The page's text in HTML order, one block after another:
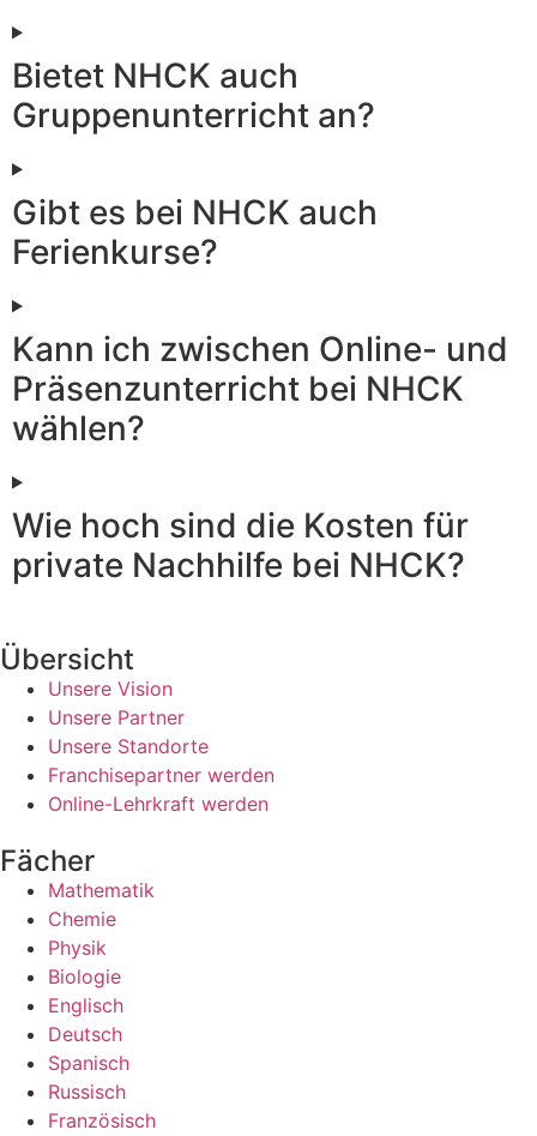
Bietet NHCK auch
Gruppenunterricht an?
Gibt es bei NHCK auch
Ferienkurse?
Kann ich zwischen Online- und
Präsenzunterricht bei NHCK
wählen?
Wie hoch sind die Kosten für
private Nachhilfe bei NHCK?
Übersicht
Unsere Vision
Unsere Partner
Unsere Standorte
Franchisepartner werden
Online-Lehrkraft werden
Fächer
Mathematik
Chemie
Physik
Biologie
Englisch
Deutsch
Spanisch
Russisch
Französisch